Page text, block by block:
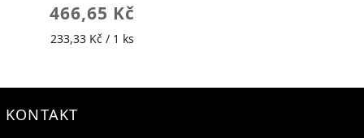
466,65 Kč
233,33 Kč / 1 ks
KONTAKT